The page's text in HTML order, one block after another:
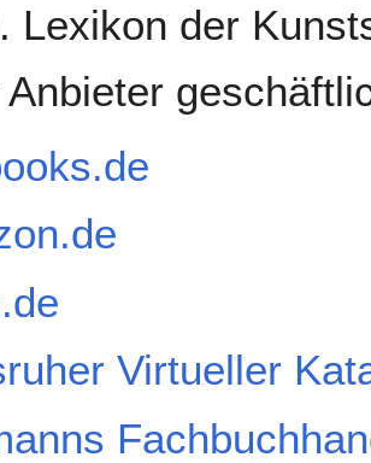
Lexikon der
Virtueller